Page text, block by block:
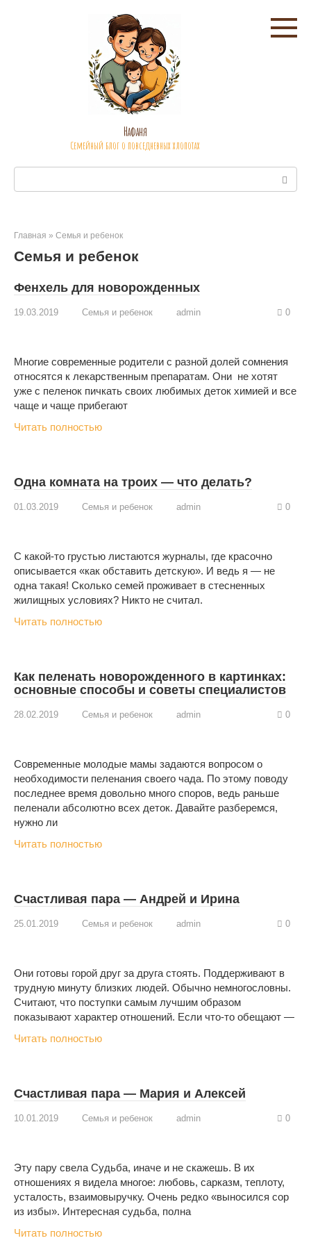
Нафаня
Семейный блог о повседневных хлопотах
Главная » Семья и ребенок
Семья и ребенок
Фенхель для новорожденных
19.03.2019 Семья и ребенок admin 0
Многие современные родители с разной долей сомнения
относятся к лекарственным препаратам. Они не хотят
уже с пеленок пичкать своих любимых деток химией и все
чаще и чаще прибегают
Читать полностью
Одна комната на троих — что делать?
01.03.2019 Семья и ребенок admin 0
С какой-то грустью листаются журналы, где красочно
описывается «как обставить детскую». И ведь я — не
одна такая! Сколько семей проживает в стесненных
жилищных условиях? Никто не считал.
Читать полностью
Как пеленать новорожденного в картинках:
основные способы и советы специалистов
28.02.2019 Семья и ребенок admin 0
Современные молодые мамы задаются вопросом о
необходимости пеленания своего чада. По этому поводу
последнее время довольно много споров, ведь раньше
пеленали абсолютно всех деток. Давайте разберемся,
нужно ли
Читать полностью
Счастливая пара — Андрей и Ирина
25.01.2019 Семья и ребенок admin 0
Они готовы горой друг за друга стоять. Поддерживают в
трудную минуту близких людей. Обычно немногословны.
Считают, что поступки самым лучшим образом
показывают характер отношений. Если что-то обещают —
Читать полностью
Счастливая пара — Мария и Алексей
10.01.2019 Семья и ребенок admin 0
Эту пару свела Судьба, иначе и не скажешь. В их
отношениях я видела многое: любовь, сарказм, теплоту,
усталость, взаимовыручку. Очень редко «выносился сор
из избы». Интересная судьба, полна
Читать полностью